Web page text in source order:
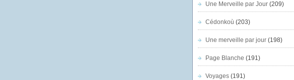
Une Merveille par Jour(209)
Cédonkoù (203)
Une merveille par jour(198)
Page Blanche (191)
Voyages(191)